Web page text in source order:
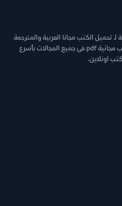
تحميل الكتب مجانا العربية والمترجمة
والروايات والقصص وغيرها من كتب مجانية pdf فى جميع المجالات بأسرع
اونلاين.